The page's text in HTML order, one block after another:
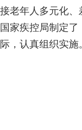
接老年人多元化
国家疾控局制定了
际，认真组织实施